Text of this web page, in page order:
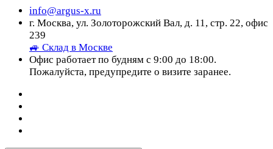
info@argus-x.ru
г. Москва, ул. Золоторожский Вал, д. 11, стр. 22, офис
239
🚙 Склад в Москве
Офис работает по будням с 9:00 до 18:00.
Пожалуйста, предупредите о визите заранее.